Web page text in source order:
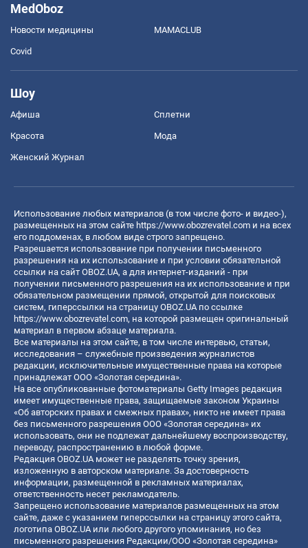
MedOboz
Новости медицины MAMACLUB
Covid
Шоу
Афиша Сплетни
Красота Мода
Женский Журнал
Использование любых материалов (в том числе фото- и видео-),
размещенных на этом сайте https://www.obozrevatel.com и на всех
его поддоменах, в любом виде строго запрещено.
Разрешается использование при получении письменного
разрешения на их использование и при условии обязательной
ссылки на сайт OBOZ.UA, а для интернет-изданий - при
получении письменного разрешения на их использование и при
обязательном размещении прямой, открытой для поисковых
систем, гиперссылки на страницу OBOZ.UA по ссылке
https://www.obozrevatel.com, на которой размещен оригинальный
материал в первом абзаце материала.
Все материалы на этом сайте, в том числе интервью, статьи,
исследования – служебные произведения журналистов
редакции, исключительные имущественные права на которые
принадлежат ООО «Золотая середина».
На все опубликованные фотоматериалы Getty Images редакция
имеет имущественные права, защищаемые законом Украины
«Об авторских правах и смежных правах», никто не имеет права
без письменного разрешения ООО «Золотая середина» их
использовать, они не подлежат дальнейшему воспроизводству,
переводу, распространению в любой форме.
Редакция OBOZ.UA может не разделять точку зрения,
изложенную в авторском материале. За достоверность
информации, размещенной в рекламных материалах,
ответственность несет рекламодатель.
Запрещено использование материалов размещенных на этом
сайте, даже с указанием гиперссылки на страницу этого сайта,
логотипа OBOZ.UA или любого другого упоминания, но без
письменного разрешения Редакции/ООО «Золотая середина»